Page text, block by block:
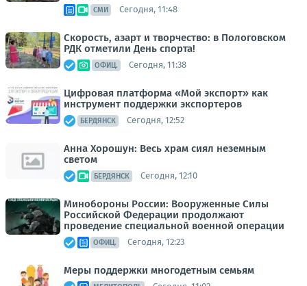
СМИ Сегодня, 11:48
Скорость, азарт и творчество: в Пологовском
РДК отметили День спорта!
ОФИЦ. Сегодня, 11:38
Цифровая платформа «Мой экспорт» как
инструмент поддержки экспортеров
БЕРДЯНСК Сегодня, 12:52
Анна Хорошун: Весь храм сиял неземным
светом
БЕРДЯНСК Сегодня, 12:10
Минобороны России: Вооруженные Силы
Российской Федерации продолжают
проведение специальной военной операции
ОФИЦ. Сегодня, 12:23
Меры поддержки многодетным семьям